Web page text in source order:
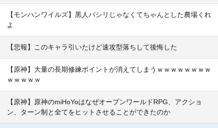
【モンハンワイルズ】黒人パシリじゃなくてちゃんとした農場くれ
よ
【悲報】このキャラ引いたけど速攻型落ちして後悔した
【原神】大量の長期修練ポイントが消えてしまうｗｗｗｗｗｗｗｗ
ｗｗｗｗｗ
【原神】原神のmiHoYoはなぜオープンワールドRPG、アクショ
ン、ターン制と全てをヒットさせることができたのか